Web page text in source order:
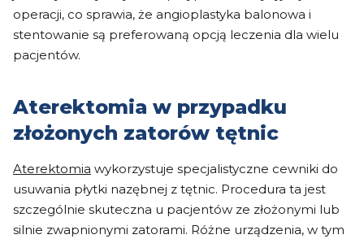
operacji, co sprawia, że angioplastyka balonowa i
stentowanie są preferowaną opcją leczenia dla wielu
pacjentów.
Aterektomia w przypadku
złożonych zatorów tętnic
Aterektomia wykorzystuje specjalistyczne cewniki do
usuwania płytki nazębnej z tętnic. Procedura ta jest
szczególnie skuteczna u pacjentów ze złożonymi lub
silnie zwapnionymi zatorami. Różne urządzenia, w tym